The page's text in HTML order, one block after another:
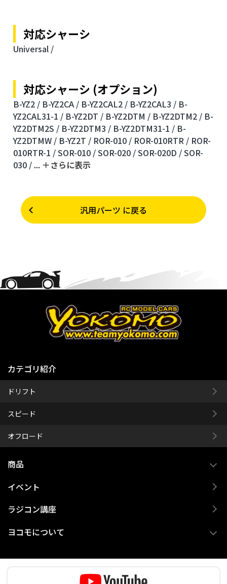
対応シャーシ
Universal /
対応シャーシ (オプション)
B-YZ2 / B-YZ2CA / B-YZ2CAL2 / B-YZ2CAL3 / B-
YZ2CAL31-1 / B-YZ2DT / B-YZ2DTM / B-YZ2DTM2 / B-
YZ2DTM2S / B-YZ2DTM3 / B-YZ2DTM31-1 / B-
YZ2DTMW / B-YZ2T / ROR-010 / ROR-010RTR / ROR-
010RTR-1 /SOR-010 /SOR-020 /SOR-020D /SOR-
030 / ... ＋さらに表⽰
汎用パーツ に戻る
カテゴリ紹介
ドリフト
スピード
オフロード
商品
イベント
ラジコン講座
ヨコモについて